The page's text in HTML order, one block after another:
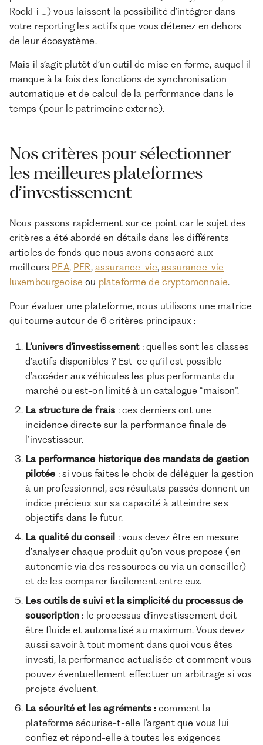
RockFi …) vous laissent la possibilité d’intégrer dans
votre reporting les actifs que vous détenez en dehors
de leur écosystème.
Mais il s’agit plutôt d’un outil de mise en forme, auquel il
manque à la fois des fonctions de synchronisation
automatique et de calcul de la performance dans le
temps (pour le patrimoine externe).
Nos critères pour sélectionner
les meilleures plateformes
d’investissement
Nous passons rapidement sur ce point car le sujet des
critères a été abordé en détails dans les différents
articles de fonds que nous avons consacré aux
meilleurs PEA, PER, assurance-vie,assurance-vie
luxembourgeoise ou plateforme de cryptomonnaie.
Pour évaluer une plateforme, nous utilisons une matrice
qui tourne autour de 6 critères principaux :
L’univers d’investissement: quelles sont les classes
d’actifs disponibles ? Est-ce qu’il est possible
d’accéder aux véhicules les plus performants du
marché ou est-on limité à un catalogue “maison”.
La structure de frais : ces derniers ont une
incidence directe sur la performance finale de
l’investisseur.
La performance historique des mandats de gestion
pilotée : si vous faites le choix de déléguer la gestion
à un professionnel, ses résultats passés donnent un
indice précieux sur sa capacité à atteindre ses
objectifs dans le futur.
La qualité du conseil : vous devez être en mesure
d’analyser chaque produit qu’on vous propose (en
autonomie via des ressources ou via un conseiller)
et de les comparer facilement entre eux.
Les outils de suivi et la simplicité du processus de
souscription : le processus d’investissement doit
être fluide et automatisé au maximum. Vous devez
aussi savoir à tout moment dans quoi vous êtes
investi, la performance actualisée et comment vous
pouvez éventuellement effectuer un arbitrage si vos
projets évoluent.
La sécurité et les agréments :comment la
plateforme sécurise-t-elle l’argent que vous lui
confiez et répond-elle à toutes les exigences